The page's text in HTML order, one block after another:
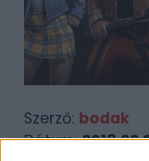
Szerző: bodak
Dátum: